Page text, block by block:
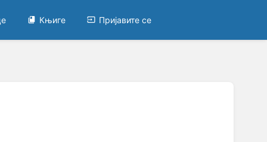
Књиге Пријавите се